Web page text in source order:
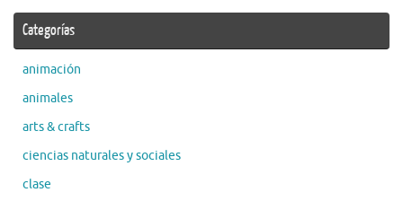
Categorías
animación
animales
arts & crafts
ciencias naturales y sociales
clase